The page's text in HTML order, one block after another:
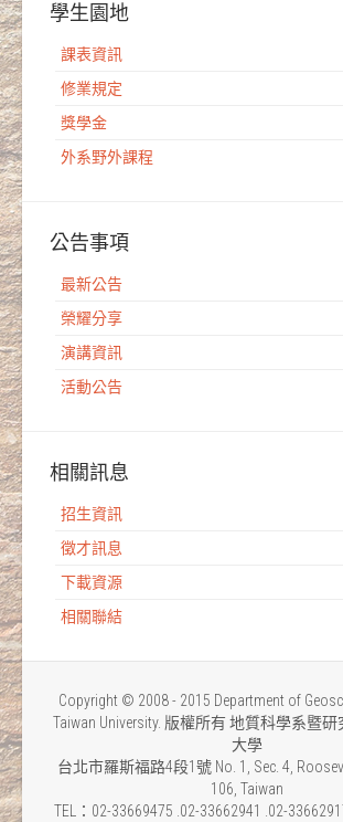
學生園地
課表資訊
修業規定
獎學金
外系野外課程
公告事項
最新公告
榮耀分享
演講資訊
活動公告
相關訊息
招生資訊
徵才訊息
下載資源
相關聯結
Copyright © 2008 - 2015 Department of
Taiwan University. 版權所有 地質科學系暨
大學
台北市羅斯福路4段1號 No. 1, Sec. 4,
106, Taiwan
TEL：02-33669475 .02-33662941 .02-